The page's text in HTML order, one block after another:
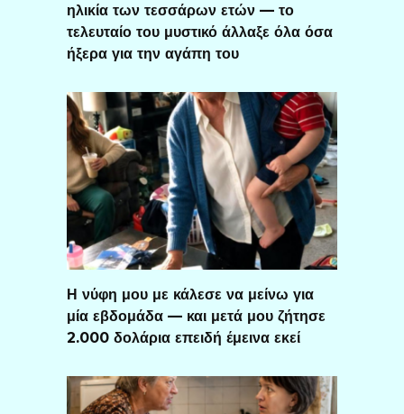
ηλικία των τεσσάρων ετών — το
τελευταίο του μυστικό άλλαξε όλα όσα
ήξερα για την αγάπη του
Η νύφη μου με κάλεσε να μείνω για
μία εβδομάδα — και μετά μου ζήτησε
2.000 δολάρια επειδή έμεινα εκεί